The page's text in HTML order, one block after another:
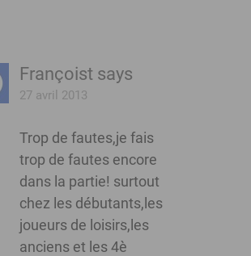
Françoist says
27 avril 2013
Trop de fautes,je fais
trop de fautes encore
dans la partie! surtout
chez les débutants,les
joueurs de loisirs,les
anciens et les 4è